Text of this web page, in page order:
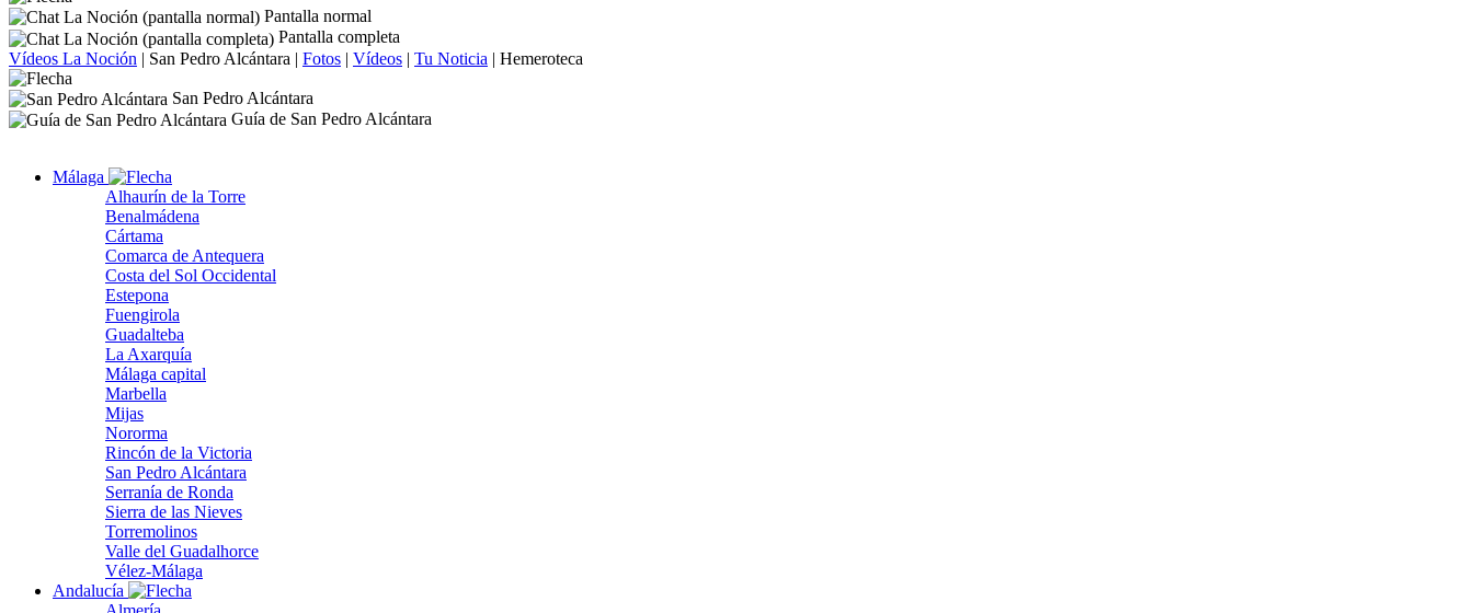
Pantalla normal
Pantalla completa
Vídeos La Noción | San Pedro Alcántara | Fotos | Vídeos | Tu Noticia | Hemeroteca
San Pedro Alcántara
Guía de San Pedro Alcántara
Málaga
Alhaurín de la Torre
Benalmádena
Cártama
Comarca de Antequera
Costa del Sol Occidental
Estepona
Fuengirola
Guadalteba
La Axarquía
Málaga capital
Marbella
Mijas
Nororma
Rincón de la Victoria
San Pedro Alcántara
Serranía de Ronda
Sierra de las Nieves
Torremolinos
Valle del Guadalhorce
Vélez-Málaga
Andalucía